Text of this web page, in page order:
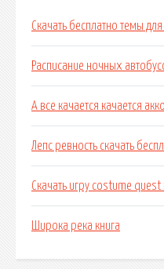
Скачать бесплатно темы
Расписание ночных
А все качается качается
Лепс ревность скачать
Скачать игру costume
Широка река книга